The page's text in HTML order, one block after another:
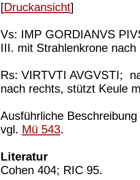
[Druckansicht]
Vs: IMP GORDIANVS
III. mit Strahlenkrone nach
Rs: VIRTVTI AVGVSTI;
nach rechts, stützt Keule
Ausführliche
vgl. Mü 543.
Literatur
Cohen 404; RIC 95.